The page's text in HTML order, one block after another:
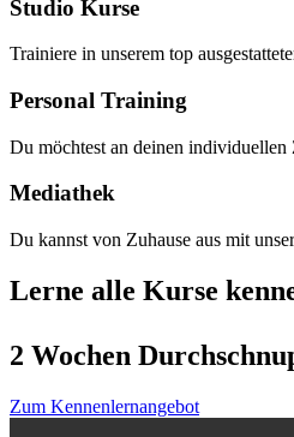
Studio Kurse
Trainiere in unserem top
Personal Training
Du möchtest an deinen
Mediathek
Du kannst von Zuhause aus mit
Lerne alle Kurse
2 Wochen
Zum Kennenlernangebot